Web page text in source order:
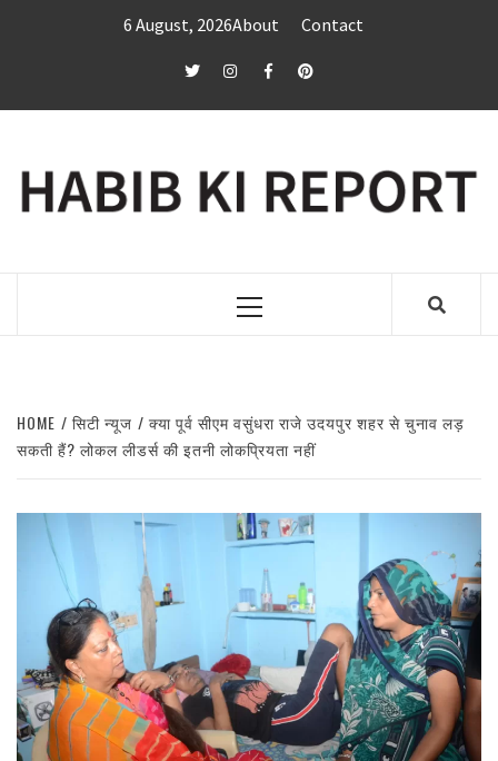
6 August, 2026About Contact
twitterInstagramFacebookPinterest
Primary
HOME सिटी न्यूज
क्या पूर्व सीएम वसुंधरा राजे उदयपुर शहर से चुनाव लड़
सकती हैं? लोकल लीडर्स की इतनी लोकप्रियता नहीं